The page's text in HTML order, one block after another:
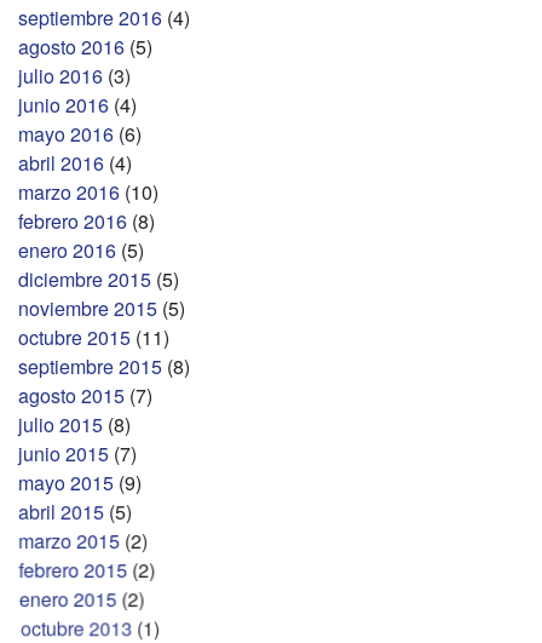
septiembre 2016 (4)
agosto 2016 (5)
julio 2016 (3)
junio 2016 (4)
mayo 2016 (6)
abril 2016 (4)
marzo 2016 (10)
febrero 2016 (8)
enero 2016 (5)
diciembre 2015 (5)
noviembre 2015 (5)
octubre 2015 (11)
septiembre 2015 (8)
agosto 2015 (7)
julio 2015 (8)
junio 2015 (7)
mayo 2015 (9)
abril 2015 (5)
marzo 2015 (2)
febrero 2015 (2)
enero 2015 (2)
octubre 2013(1)